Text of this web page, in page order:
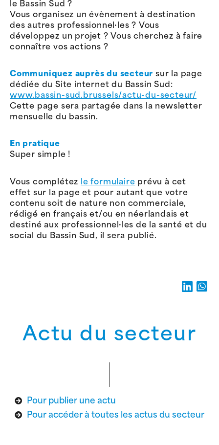
le Bassin Sud ?
Vous organisez un évènement à destination
des autres professionnel·les ? Vous
développez un projet ? Vous cherchez à faire
connaître vos actions ?
Communiquez auprès du secteur sur la page
dédiée du Site internet du Bassin Sud:
www.bassin-sud.brussels/actu-du-secteur/
Cette page sera partagée dans la newsletter
mensuelle du bassin.
En pratique
Super simple !
Vous complétez le formulaire prévu à cet
effet sur la page et pour autant que votre
contenu soit de nature non commerciale,
rédigé en français et/ou en néerlandais et
destiné aux professionnel·les de la santé et du
social du Bassin Sud, il sera publié.
Actu du secteur
Pour publier une actu
Pour accéder à toutes les actus du secteur